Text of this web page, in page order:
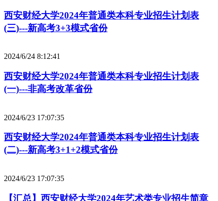
西安财经大学2024年普通类本科专业招生计划表
(三)---新高考3+3模式省份
2024/6/24 8:12:41
西安财经大学2024年普通类本科专业招生计划表
(一)---非高考改革省份
2024/6/23 17:07:35
西安财经大学2024年普通类本科专业招生计划表
(二)---新高考3+1+2模式省份
2024/6/23 17:07:35
【汇总】西安财经大学2024年艺术类专业招生简章